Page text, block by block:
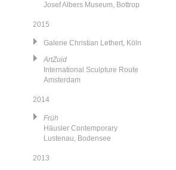
Josef Albers Museum, Bottrop
2015
Galerie Christian Lethert, Köln
ArtZuid
International Sculpture Route
Amsterdam
2014
Früh
Häusler Contemporary
Lustenau, Bodensee
2013